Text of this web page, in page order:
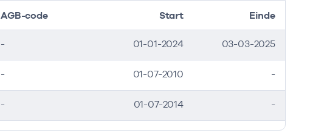
AGB-code Start Einde
- 01-01-2024 03-03-2025
- 01-07-2010 -
- 01-07-2014 -